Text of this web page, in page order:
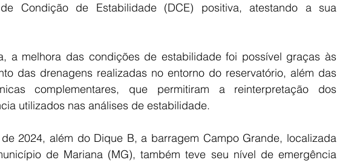
Condição de Estabilidade (DCE) positiva, atestando a sua
a melhora das condições de estabilidade foi possível graças às
das drenagens realizadas no entorno do reservatório, além das
complementares, que permitiram a reinterpretação dos
utilizados nas análises de estabilidade.
2024, além do Dique B, a barragem Campo Grande, localizada
de Mariana (MG), também teve seu nível de emergência